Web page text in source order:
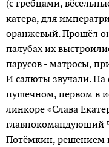
(с гребцами,
катера, для
оранжевый. Прошёл
палубах их
парусов - матросы,
И салюты звучали.
пушечном, первом в
линкоре «Слава
главнокомандую­щий
Потёмкин, решением